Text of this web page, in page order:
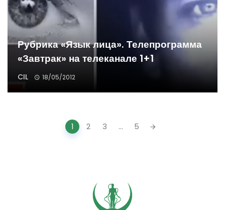
Рубрика «Язык лица». Телепрограмма
«Завтрак» на телеканале 1+1
CIL 18/05/2012
1 2 3 ... 5